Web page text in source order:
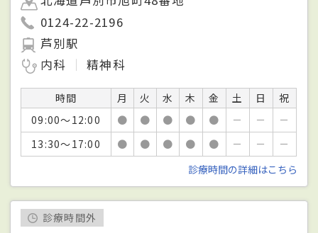
0124-22-2196
芦別駅
内科
精神科
時間 月 火 水 木 金 土 日
祝
09:00～12:00
● ● ● ● ● － －
－
13:30～17:00
● ● ● ● ● － －
－
診療時間の詳細はこちら
診療時間外